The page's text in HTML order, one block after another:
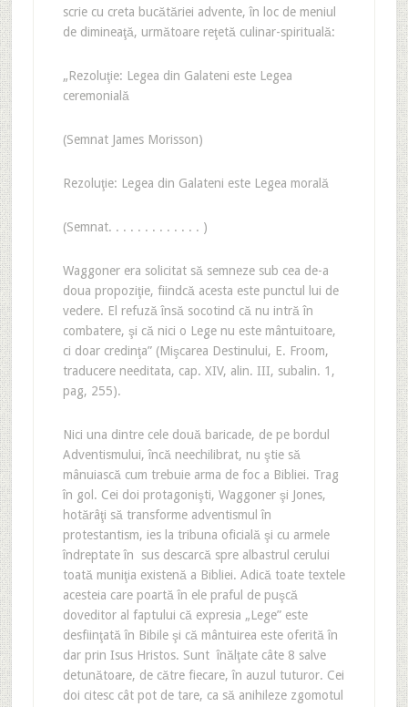
scrie cu creta bucătăriei advente, în loc de meniul
de dimineaţă, următoare reţetă culinar-spirituală:
„Rezoluţie: Legea din Galateni este Legea
ceremonială
(Semnat James Morisson)
Rezoluţie: Legea din Galateni este Legea morală
(Semnat. . . . . . . . . . . . . )
Waggoner era solicitat să semneze sub cea de-a
doua propoziţie, fiindcă acesta este punctul lui de
vedere. El refuză însă socotind că nu intră în
combatere, şi că nici o Lege nu este mântuitoare,
ci doar credinţa” (Mişcarea Destinului, E. Froom,
traducere needitata, cap. XIV, alin. III, subalin. 1,
pag, 255).
Nici una dintre cele două baricade, de pe bordul
Adventismului, încă neechilibrat, nu ştie să
mânuiască cum trebuie arma de foc a Bibliei. Trag
în gol. Cei doi protagonişti, Waggoner şi Jones,
hotărâţi să transforme adventismul în
protestantism, ies la tribuna oficială şi cu armele
îndreptate în sus descarcă spre albastrul cerului
toată muniţia existenă a Bibliei. Adică toate textele
acesteia care poartă în ele praful de puşcă
doveditor al faptului că expresia „Lege” este
desfiinţată în Bibile şi că mântuirea este oferită în
dar prin Isus Hristos. Sunt înălţate câte 8 salve
detunătoare, de către fiecare, în auzul tuturor. Cei
doi citesc cât pot de tare, ca să anihileze zgomotul